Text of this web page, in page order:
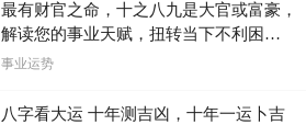
最有财官之命，十之八九是大官或富豪，
解读您的事业天赋，扭转当下不利困
局！！
事业运势
八字看大运 十年测吉凶，十年一运卜吉